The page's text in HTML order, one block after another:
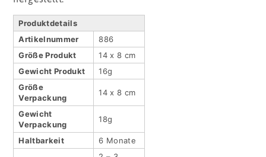
Produktdetails
Artikel­nummer
886
Größe Produkt
14 x 8 cm
Gewicht Produkt
16g
Größe
Verpackung
14 x 8 cm
Gewicht
Verpackung
18g
Haltbar­keit 6 Monate